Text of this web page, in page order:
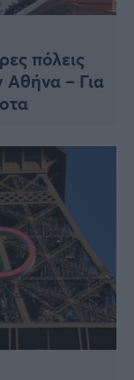
πόλεις
Αθήνα – Για